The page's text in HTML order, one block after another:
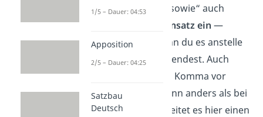
Manchmalleitet
„sowie“ auch
Nebensatz ein —
nämlich dann, wenn du es anstelle
von „sobald“ verwendest. Auch
dann musst du ein Komma vor
„sowie“ setzen, denn anders als bei
einer Aufzählung leitet es hier einen
1/5 – Dauer: 04:53
Apposition
2/5 – Dauer: 04:25
Satzbau
Deutsch